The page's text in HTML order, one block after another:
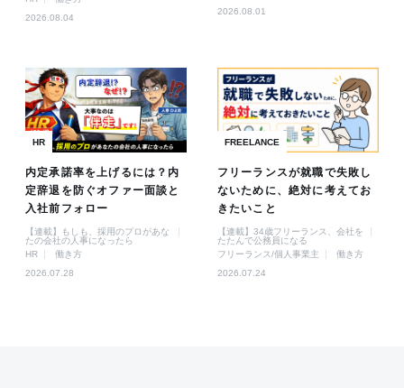
2026.08.04
2026.08.01
HR
内定承諾率を上げるには？内
定辞退を防ぐオファー面談と
入社前フォロー
【連載】もしも、採用のプロがあな
たの会社の人事になったら
HR
働き方
2026.07.28
FREELANCE
フリーランスが就職で失敗し
ないために、絶対に考えてお
きたいこと
【連載】34歳フリーランス、会社を
たたんで公務員になる
フリーランス/個人事業主
働き方
2026.07.24